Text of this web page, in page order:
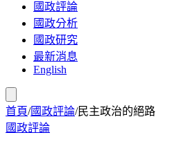
國政評論
國政分析
國政研究
最新消息
English
首頁/國政評論/民主政治的絕路
國政評論